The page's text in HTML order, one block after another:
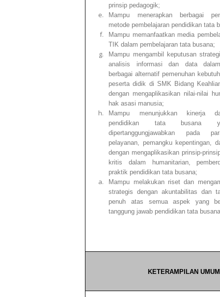
prinsip pedagogik;
Mampu menerapkan berbagai
metode pembelajaran pendidikan tata
Mampu memanfaatkan media
TIK dalam pembelajaran tata busana;
Mampu mengambil keputusan
analisis informasi dan data
berbagai alternatif pemenuhan
peserta didik di SMK Bidang
dengan mengaplikasikan nilai-nilai
hak asasi manusia;
Mampu menunjukkan kinerja
pendidikan tata busana
dipertanggungjawabkan pada
pelayanan, pemangku kepentingan,
dengan mengaplikasikan prinsip-
kritis dalam humanitarian,
praktik pendidikan tata busana;
Mampu melakukan riset dan
strategis dengan akuntabilitas dan
penuh atas semua aspek yang
tanggung jawab pendidikan tata
KETERAMPILAN UMUM